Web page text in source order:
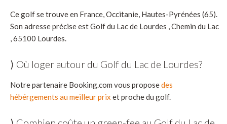
Ce golf se trouve en France, Occitanie, Hautes-Pyrénées (65).
Son adresse précise est Golf du Lac de Lourdes , Chemin du Lac
, 65100 Lourdes.
⟩ Où loger autour du Golf du Lac de Lourdes?
Notre partenaire Booking.com vous proposedes
hébérgements au meilleur prix et proche du golf.